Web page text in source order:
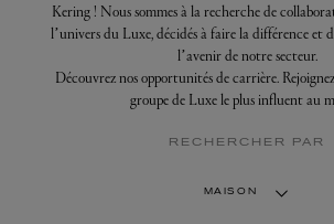
FINANCE
PRESSE
Kering ! Nous sommes à la recherche de
l’univers du Luxe, décidés à faire la différence et
l’avenir de notre secteur.
Découvrez nos opportunités de carrière.
groupe de Luxe le plus influent au
RECHERCHER PAR
MAISON